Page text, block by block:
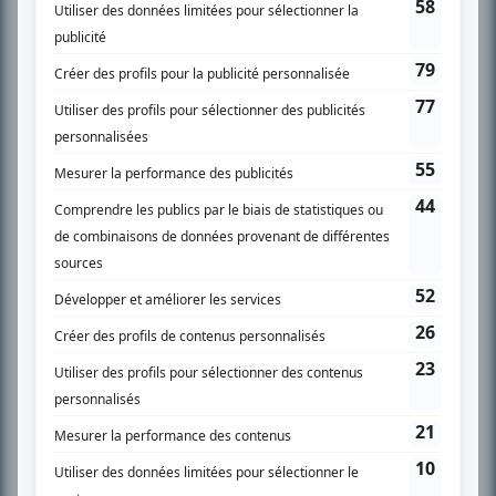
SUR LE RÉSEAU BIZZ MÉDIA
PLAN DU SITE
Accueil
Liste des oeuvres
Recherche avancée
À propos
Nous contacter
Termes et conditions
Politique de confidentialité
Gestion du consentement